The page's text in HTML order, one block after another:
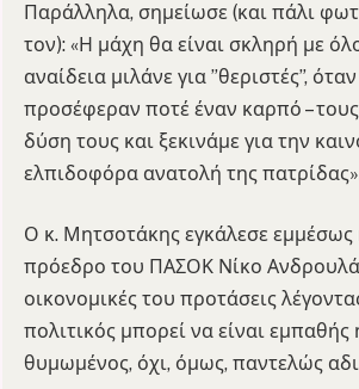
Παράλληλα, σημείωσε (και πάλι
τον): «Η μάχη θα είναι σκληρή με
αναίδεια μιλάνε για ”θεριστές”,
προσέφεραν ποτέ έναν καρπό –
δύση τους και ξεκινάμε για την
ελπιδοφόρα ανατολή της
Ο κ. Μητσοτάκης εγκάλεσε εμμέσως
πρόεδρο του ΠΑΣΟΚ Νίκο
οικονομικές του προτάσεις
πολιτικός μπορεί να είναι
θυμωμένος, όχι, όμως, παντελώς